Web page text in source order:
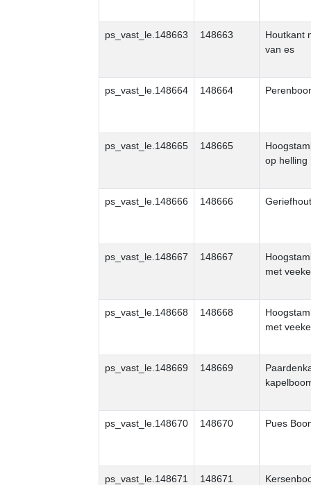
ps_vast_le.148663 148663
Houtkant
van es
ps_vast_le.148664 148664
ps_vast_le.148665 148665
op helling
ps_vast_le.148666 148666
ps_vast_le.148667 148667
met
ps_vast_le.148668 148668
met
ps_vast_le.148669 148669
ps_vast_le.148670 148670 Pues
ps_vast_le.148671 148671